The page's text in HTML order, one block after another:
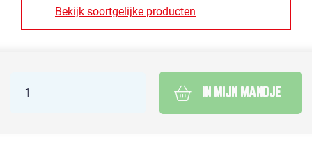
Bekijk soortgelijke producten
IN MIJN MANDJE